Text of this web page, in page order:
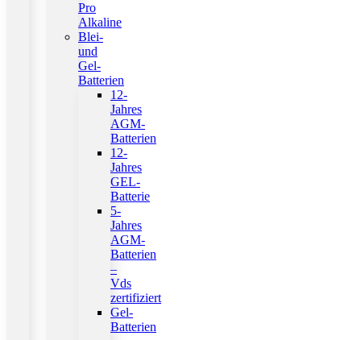
Pro
Alkaline
Blei-
und
Gel-
Batterien
12-
Jahres
AGM-
Batterien
12-
Jahres
GEL-
Batterie
5-
Jahres
AGM-
Batterien
–
Vds
zertifiziert
Gel-
Batterien